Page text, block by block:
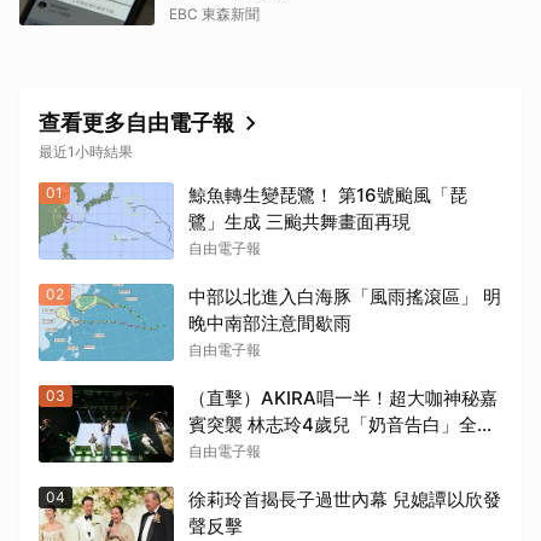
EBC 東森新聞
查看更多自由電子報
最近1小時結果
01
鯨魚轉生變琵鷺！ 第16號颱風「琵
鷺」生成 三颱共舞畫面再現
自由電子報
02
中部以北進入白海豚「風雨搖滾區」 明
晚中南部注意間歇雨
自由電子報
03
（直擊）AKIRA唱一半！超大咖神秘嘉
賓突襲 林志玲4歲兒「奶音告白」全場
瘋了
自由電子報
04
徐莉玲首揭長子過世內幕 兒媳譚以欣發
聲反擊